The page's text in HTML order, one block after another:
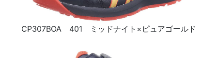
CP307BOA 401 ミッドナイト×ピュアゴールド